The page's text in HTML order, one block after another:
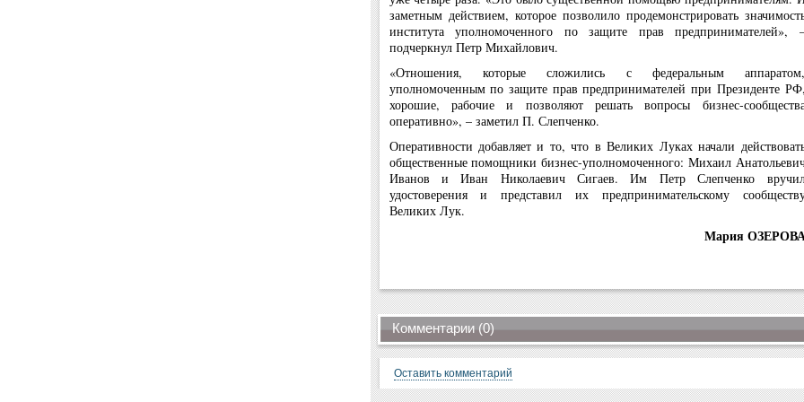
заметным действием, которое позволило продемонстрировать
института уполномоченного по защите прав предпринимателей»,
подчеркнул Петр Михайлович.
«Отношения, которые сложились с федеральным аппаратом,
уполномоченным по защите прав предпринимателей при Президенте РФ,
хорошие, рабочие и позволяют решать вопросы бизнес-
оперативно», – заметил П. Слепченко.
Оперативности добавляет и то, что в Великих Луках начали
общественные помощники бизнес-уполномоченного: Михаил
Иванов и Иван Николаевич Сигаев. Им Петр Слепченко
удостоверения и представил их предпринимательскому
Великих Лук.
Мария
Комментарии (0)
Оставить комментарий